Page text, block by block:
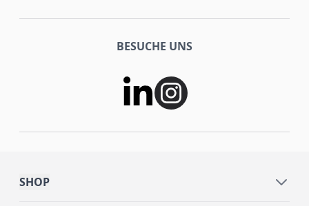
BESUCHE UNS
SHOP